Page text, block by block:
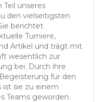
Teil unseres
den vielseitigsten
berichtet
Turniere,
Artikel und trägt mit
wesentlich zur
bei. Durch ihre
für den
ist sie zu einem
Teams geworden.